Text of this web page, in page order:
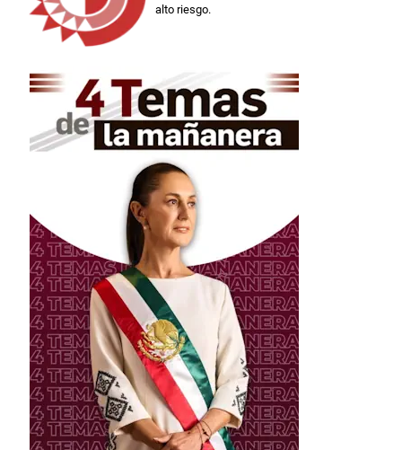
alto riesgo.